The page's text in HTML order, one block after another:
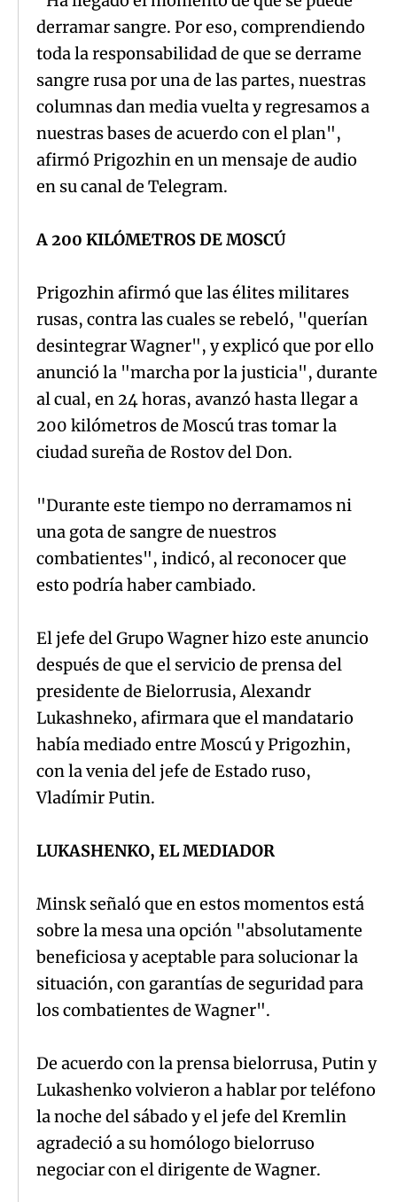
derramar sangre. Por eso, comprendiendo
toda la responsabilidad de que se derrame
sangre rusa por una de las partes, nuestras
columnas dan media vuelta y regresamos a
nuestras bases de acuerdo con el plan",
afirmó Prigozhin en un mensaje de audio
en su canal de Telegram.
A 200 KILÓMETROS DE MOSCÚ
Prigozhin afirmó que las élites militares
rusas, contra las cuales se rebeló, "querían
desintegrar Wagner", y explicó que por ello
anunció la "marcha por la justicia", durante
al cual, en 24 horas, avanzó hasta llegar a
200 kilómetros de Moscú tras tomar la
ciudad sureña de Rostov del Don.
"Durante este tiempo no derramamos ni
una gota de sangre de nuestros
combatientes", indicó, al reconocer que
esto podría haber cambiado.
El jefe del Grupo Wagner hizo este anuncio
después de que el servicio de prensa del
presidente de Bielorrusia, Alexandr
Lukashneko, afirmara que el mandatario
había mediado entre Moscú y Prigozhin,
con la venia del jefe de Estado ruso,
Vladímir Putin.
LUKASHENKO, EL MEDIADOR
Minsk señaló que en estos momentos está
sobre la mesa una opción "absolutamente
beneficiosa y aceptable para solucionar la
situación, con garantías de seguridad para
los combatientes de Wagner".
De acuerdo con la prensa bielorrusa, Putin y
Lukashenko volvieron a hablar por teléfono
la noche del sábado y el jefe del Kremlin
agradeció a su homólogo bielorruso
negociar con el dirigente de Wagner.